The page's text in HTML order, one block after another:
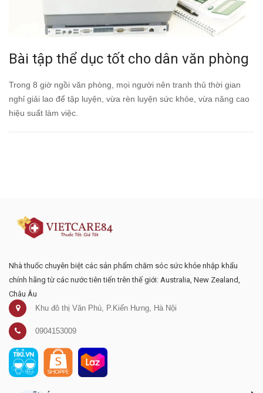
Bài tập thể dục tốt cho dân văn phòng
Trong 8 giờ ngồi văn phòng, mọi người nên tranh thủ thời gian
nghỉ giải lao để tập luyện, vừa rèn luyện sức khỏe, vừa nâng cao
hiệu suất làm việc.
Nhà thuốc chuyên biệt các sản phẩm chăm sóc sức khỏe nhập khẩu
chính hãng từ các nước tiên tiến trên thế giới: Australia, New Zealand,
Châu Âu
Khu đô thị Văn Phú, P.Kiến Hưng, Hà Nội
0904153009